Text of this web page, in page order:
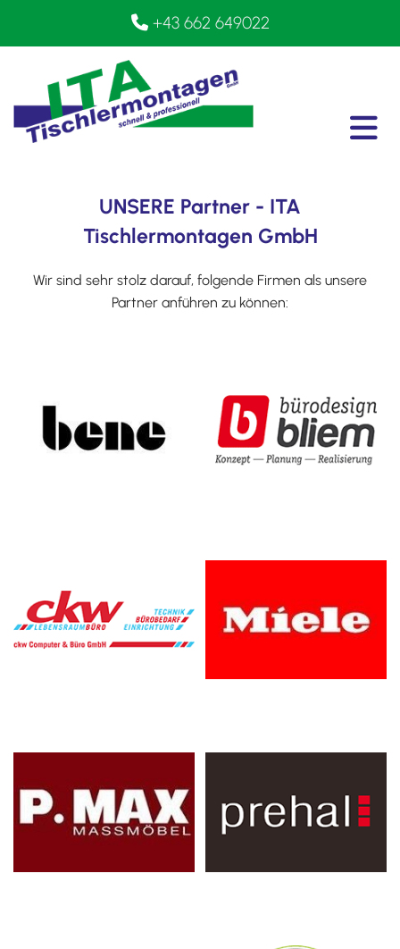
 +43 662 649022
UNSERE Partner - ITA
Tischlermontagen GmbH
Wir sind sehr stolz darauf, folgende Firmen als unsere
Partner anführen zu können: